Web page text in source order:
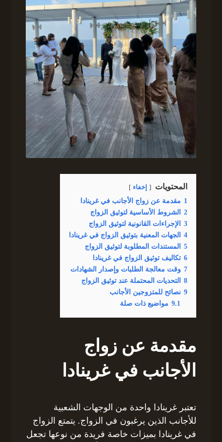
المحتويات إخفاء
1 مقدمة عن زواج الأجانب في غرينادا
2
الشروط الأساسية لتوثيق الزواج
3
الإجراءات القانونية لتوثيق الزواج
4
الجهات المعنية بتوثيق الزواج في غرينادا
5
المستندات المطلوبة لتوثيق الزواج
6 تكاليف توثيق الزواج في غرينادا
7 وقت معالجة الطلبات وإصدار الشهادات
8
التحديات المحتملة عند توثيق الزواج
9 نصائح للمتزوجين الأجانب
9.1 مواضيع ذات صلة
مقدمة عن زواج
الأجانب في غرينادا
تعتبر غرينادا واحدة من الوجهات الشعبية
للأجانب الذين يرغبون في الزواج. يتمتع الزواج
في غرينادا بميزات خاصة فريدة من نوعها تجعل